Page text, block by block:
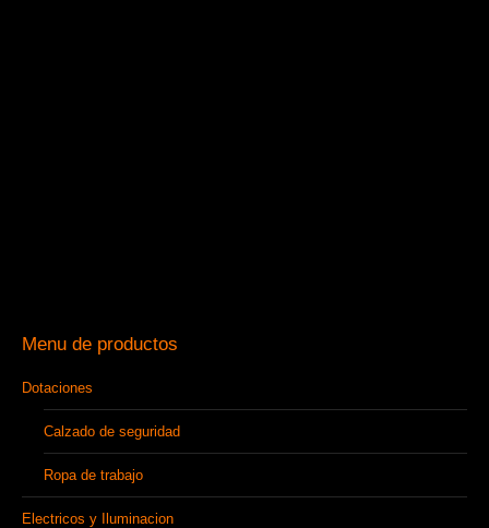
Menu de productos
Dotaciones
Calzado de seguridad
Ropa de trabajo
Electricos y Iluminacion